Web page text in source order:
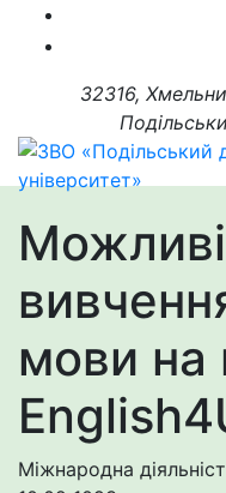
32316,
мови на
Міжнародна